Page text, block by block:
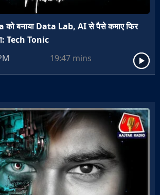
बनाया Data Lab, AI से पैसे कमाए फिर
Tech Tonic
19:47 mins